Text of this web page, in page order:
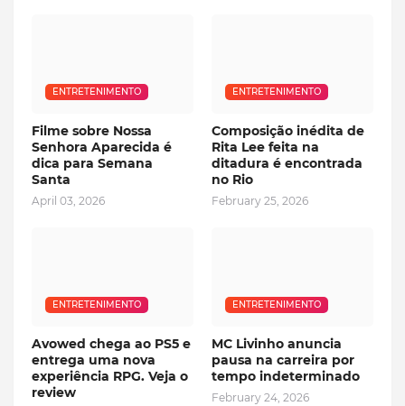
ENTRETENIMENTO
Filme sobre Nossa
Senhora Aparecida é
dica para Semana
Santa
April 03, 2026
ENTRETENIMENTO
Composição inédita de
Rita Lee feita na
ditadura é encontrada
no Rio
February 25, 2026
ENTRETENIMENTO
Avowed chega ao PS5 e
entrega uma nova
experiência RPG. Veja o
review
ENTRETENIMENTO
MC Livinho anuncia
pausa na carreira por
tempo indeterminado
February 24, 2026